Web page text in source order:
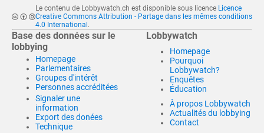
Le contenu de Lobbywatch.ch est disponible sous licence Licence
Creative Commons Attribution - Partage dans les mêmes conditions
4.0 International .
Base des données sur le
lobbying
Homepage
Parlementaires
Groupes d'intérêt
Personnes accréditées
Signaler une
information
Export des donées
Technique
Lobbywatch
Homepage
Pourquoi
Lobbywatch?
Enquêtes
Éducation
À propos Lobbywatch
Actualités du lobbying
Contact